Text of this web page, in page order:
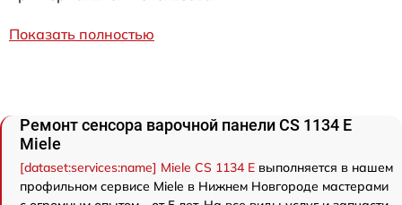
Показать полностью
Ремонт сенсора варочной панели CS 1134 E
Miele
[dataset:services:name] Miele CS 1134 E выполняется в нашем
профильном сервисе Miele в Нижнем Новгороде мастерами